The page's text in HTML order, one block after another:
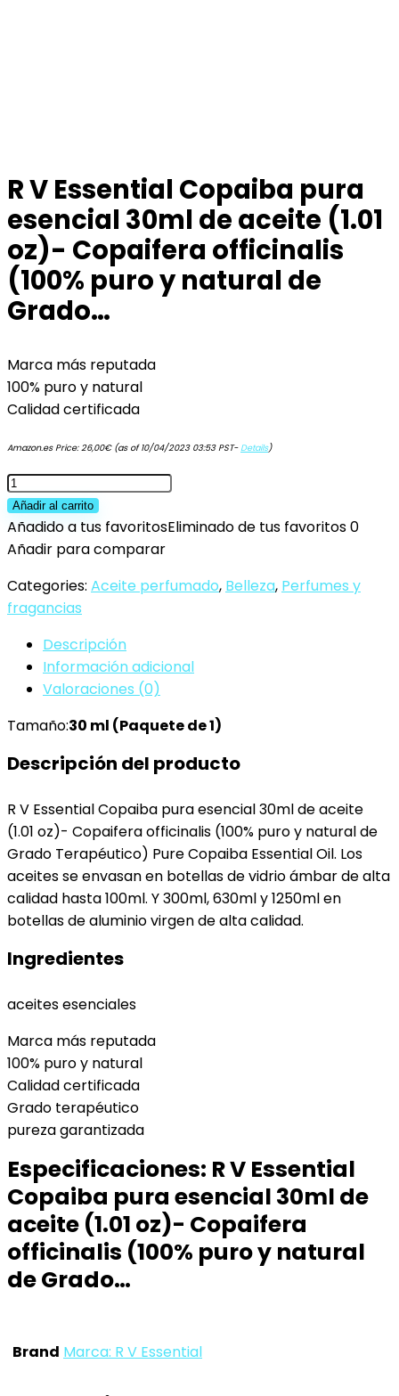
R V Essential Copaiba pura
esencial 30ml de aceite (1.01
oz)- Copaifera officinalis
(100% puro y natural de
Grado…
Marca más reputada
100% puro y natural
Calidad certificada
Amazon.es Price:26,00€(as of 10/04/2023 03:53 PST-Details)
R
V
Essential
Copaiba
esencial
30ml
aceite
(1.01
Copaifera
(100%
y
natural
de
Grado…
cantidad
Añadir al carrito
Añadido a tus favoritosEliminado de tus favoritos0
Añadir para comparar
Categories: Aceite perfumado, Belleza, Perfumes y
fragancias
Descripción
Información adicional
Valoraciones (0)
Tamaño:30 ml (Paquete de 1)
Descripción del producto
R V Essential Copaiba pura esencial 30ml de aceite
(1.01 oz)- Copaifera officinalis (100% puro y natural de
Grado Terapéutico) Pure Copaiba Essential Oil. Los
aceites se envasan en botellas de vidrio ámbar de alta
calidad hasta 100ml. Y 300ml, 630ml y 1250ml en
botellas de aluminio virgen de alta calidad.
Ingredientes
aceites esenciales
Marca más reputada
100% puro y natural
Calidad certificada
Grado terapéutico
pureza garantizada
Especificaciones: R V Essential
Copaiba pura esencial 30ml de
aceite (1.01 oz)- Copaifera
officinalis (100% puro y natural
de Grado…
Brand Marca: R V Essential